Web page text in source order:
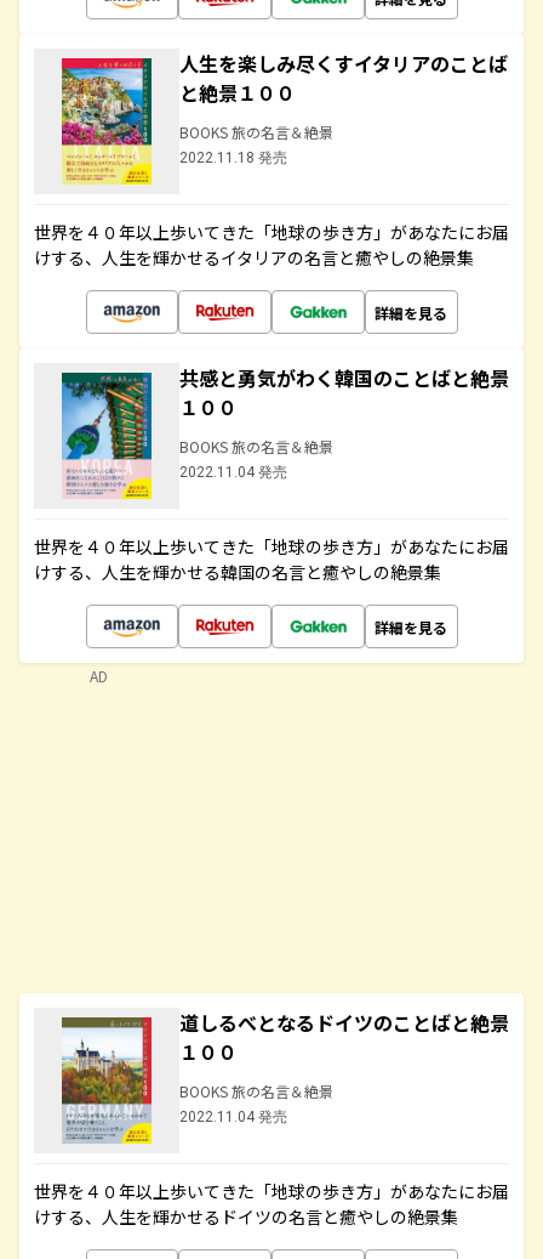
人生を楽しみ尽くすイタリアのことば
と絶景１００
BOOKS 旅の名言＆絶景
2022.11.18 発売
世界を４０年以上歩いてきた「地球の歩き方」があなたにお届
けする、人生を輝かせるイタリアの名言と癒やしの絶景集
詳細を見る
共感と勇気がわく韓国のことばと絶景
１００
BOOKS 旅の名言＆絶景
2022.11.04 発売
世界を４０年以上歩いてきた「地球の歩き方」があなたにお届
けする、人生を輝かせる韓国の名言と癒やしの絶景集
詳細を見る
道しるべとなるドイツのことばと絶景
１００
BOOKS 旅の名言＆絶景
2022.11.04 発売
世界を４０年以上歩いてきた「地球の歩き方」があなたにお届
けする、人生を輝かせるドイツの名言と癒やしの絶景集
AD